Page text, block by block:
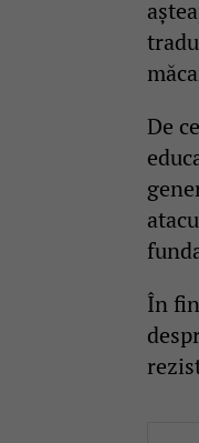
De
În